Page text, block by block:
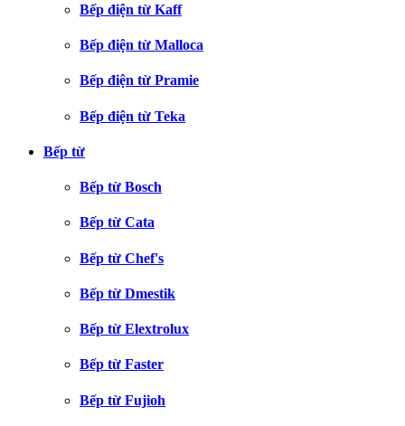
Bếp điện từ Kaff
Bếp điện từ Malloca
Bếp điện từ Pramie
Bếp điện từ Teka
Bếp từ
Bếp từ Bosch
Bếp từ Cata
Bếp từ Chef's
Bếp từ Dmestik
Bếp từ Elextrolux
Bếp từ Faster
Bếp từ Fujioh